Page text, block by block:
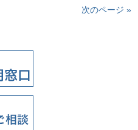
次のページ »